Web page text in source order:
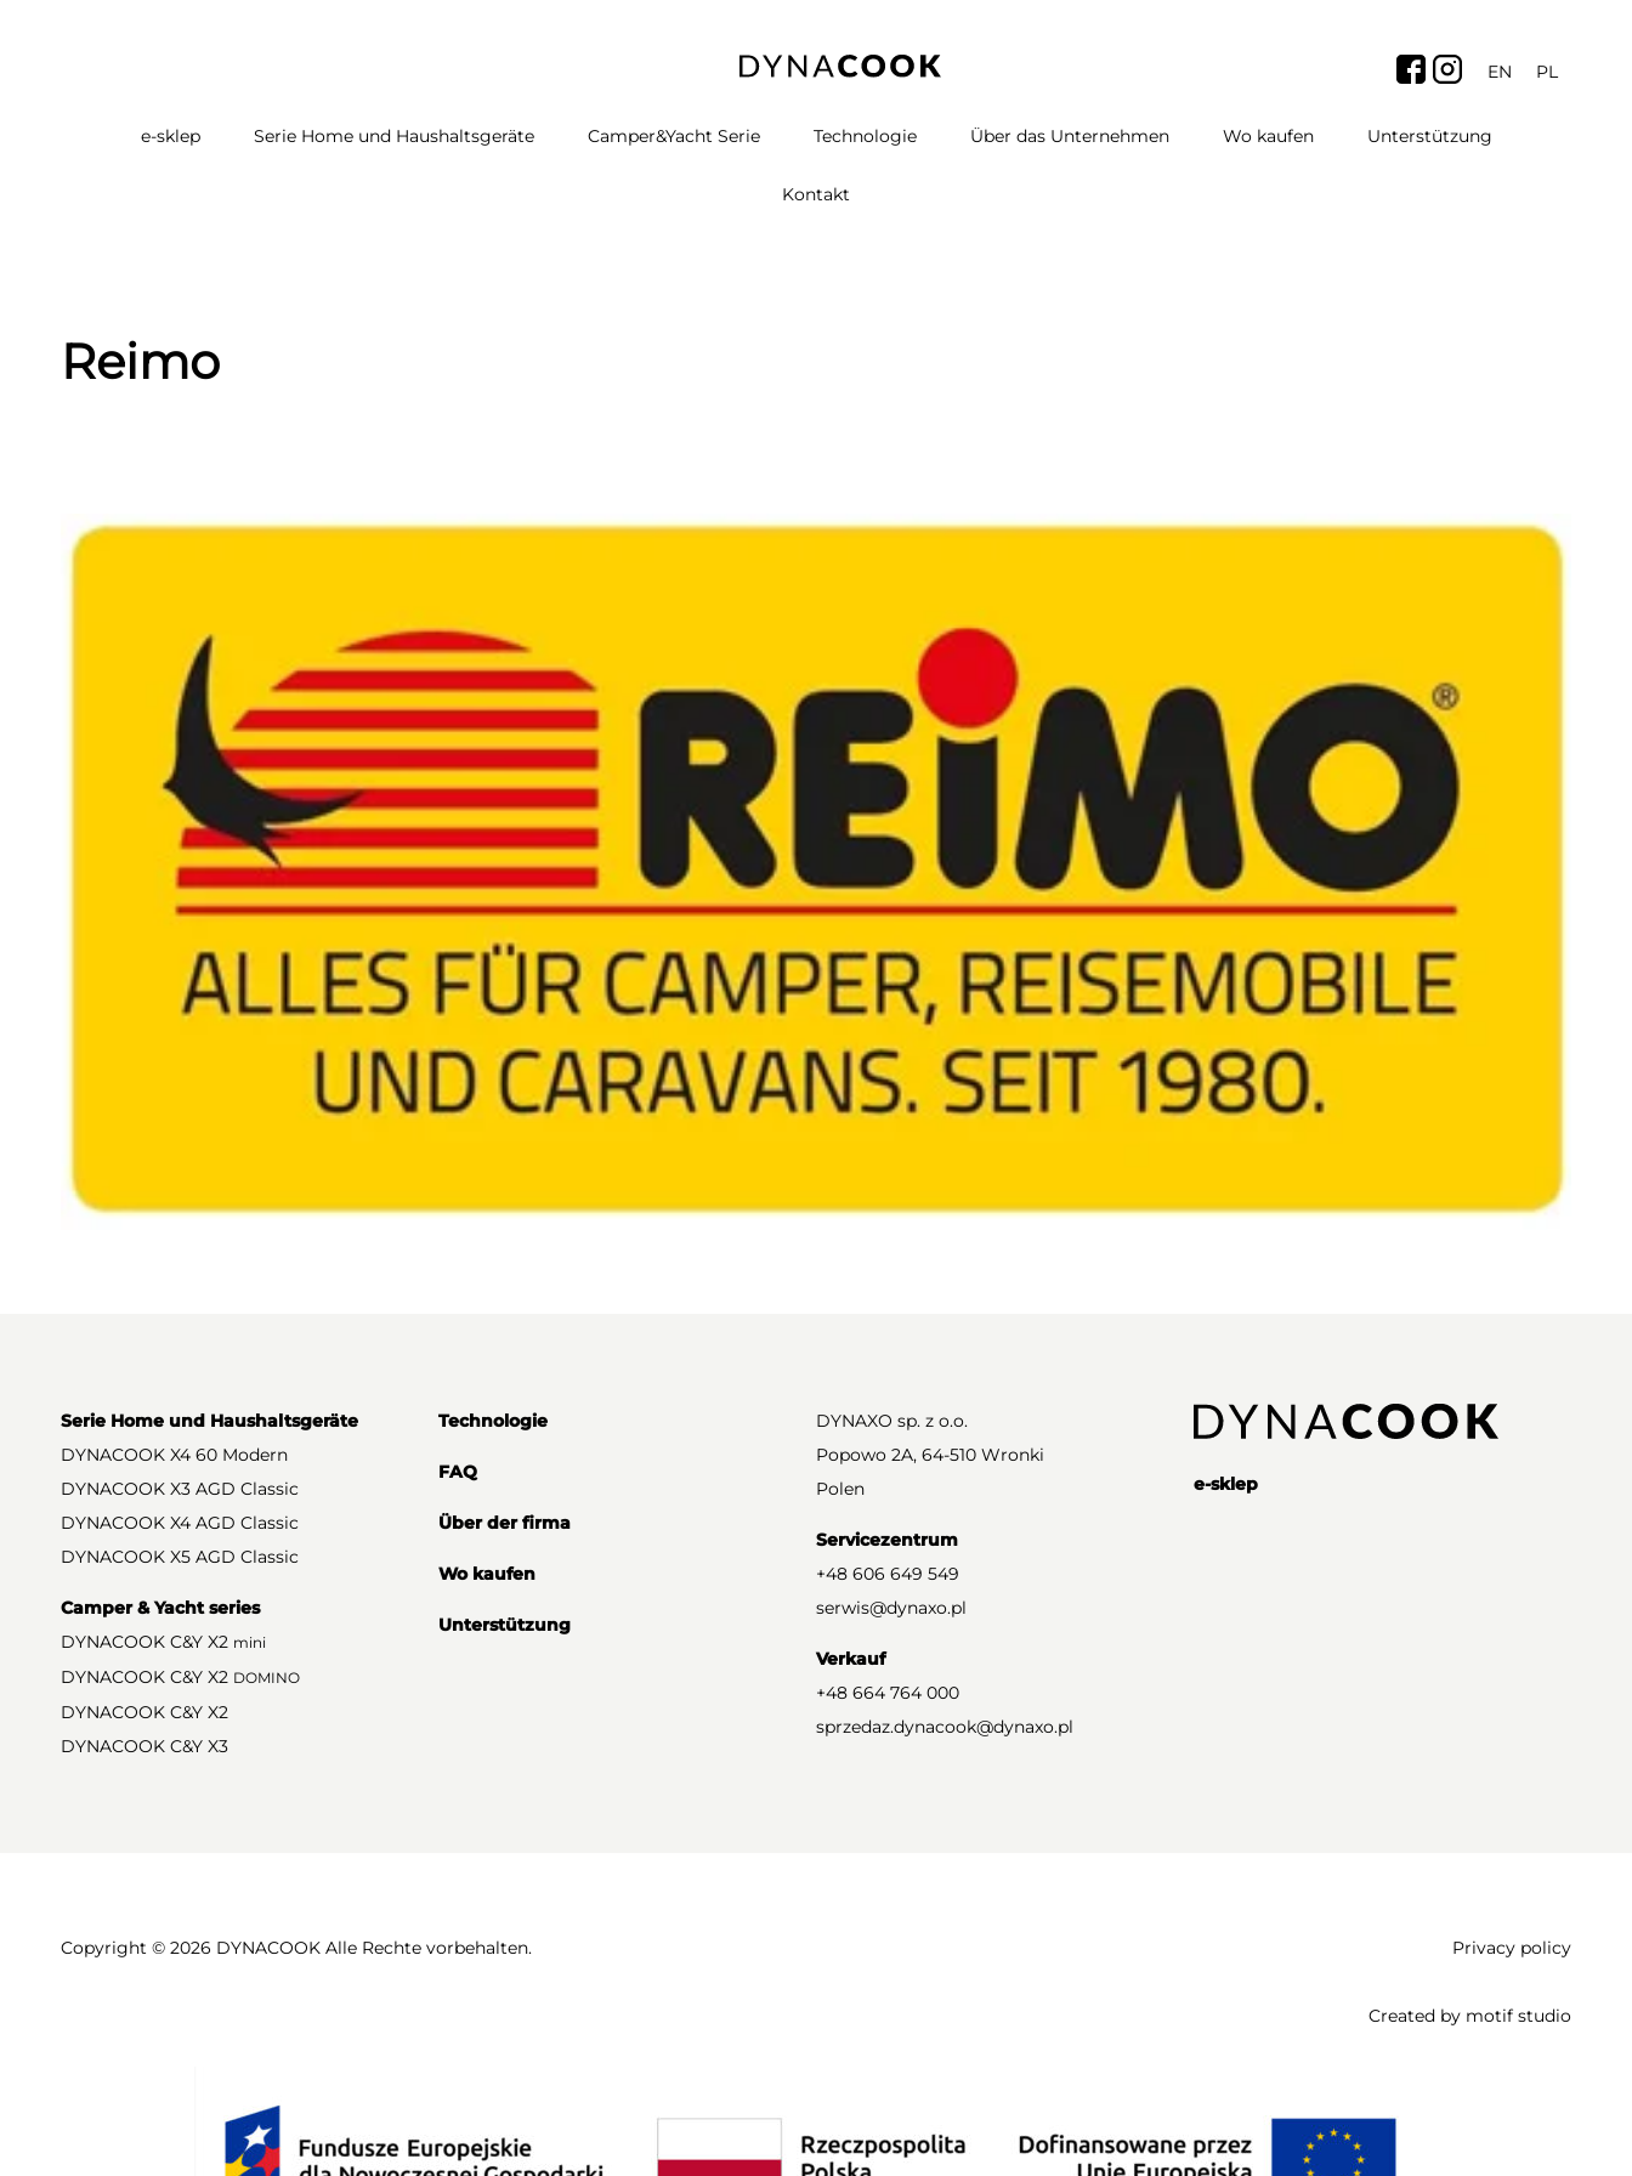
e-sklep Serie Home und Haushaltsgeräte Camper&Yacht Serie Technologie Über das Unternehmen Wo kaufen Unterstützung
Kontakt
EN PL
Reimo
Serie Home und Haushaltsgeräte
DYNACOOK X4 60 Modern
DYNACOOK X3 AGD Classic
DYNACOOK X4 AGD Classic
DYNACOOK X5 AGD Classic
Camper & Yacht series
DYNACOOK C&Y X2 mini
DYNACOOK C&Y X2 DOMINO
DYNACOOK C&Y X2
DYNACOOK C&Y X3
Technologie
FAQ
Über der firma
Wo kaufen
Unterstützung
DYNAXO sp. z o.o.
Popowo 2A, 64-510 Wronki
Polen
Servicezentrum
+48 606 649 549
serwis@dynaxo.pl
Verkauf
+48 664 764 000
sprzedaz.dynacook@dynaxo.pl
e-sklep
Copyright © 2026 DYNACOOK Alle Rechte vorbehalten. Privacy policy
Created by motif studio